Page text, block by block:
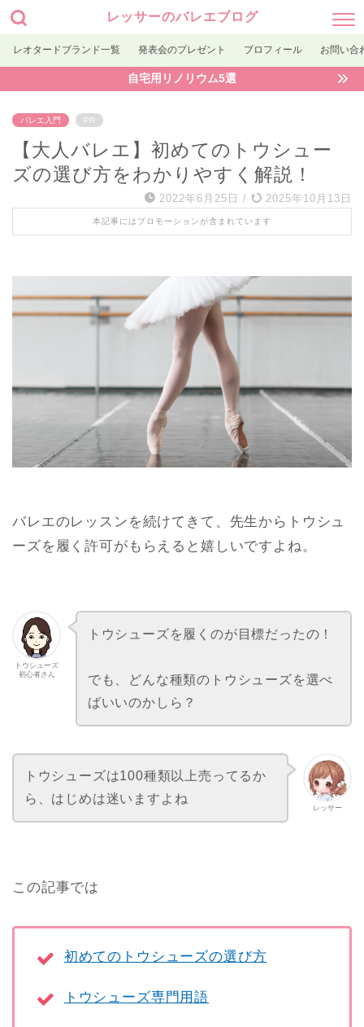
レッサーのバレエブログ
レオタードブランド一覧 発表会のプレゼント プロフィール お問い合
自宅用リノリウム5選
バレエ入門 PR
【大人バレエ】初めてのトウシュー
ズの選び方をわかりやすく解説！
2022年6月25日 / 2025年10月13日
本記事にはプロモーションが含まれています
バレエのレッスンを続けてきて、先生からトウシュ
ーズを履く許可がもらえると嬉しいですよね。
トウシューズ
初心者さん
トウシューズを履くのが目標だったの！
でも、どんな種類のトウシューズを選べ
ばいいのかしら？
レッサー
トウシューズは100種類以上売ってるか
ら、はじめは迷いますよね
この記事では
初めてのトウシューズの選び方
トウシューズ専門用語